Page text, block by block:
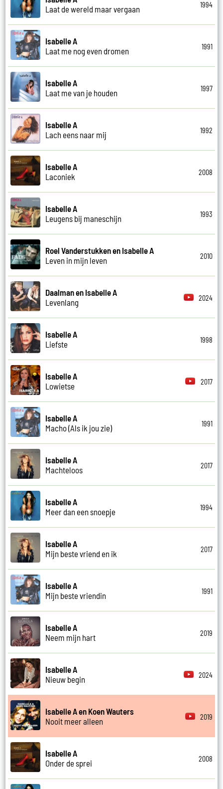
Laat de wereld maar vergaan
1994
Isabelle A
Laat me nog even dromen
1991
Isabelle A
Laat me van je houden
1997
Isabelle A
Lach eens naar mij
1992
Isabelle A
Laconiek
2008
Isabelle A
Leugens bij maneschijn
1993
Roel Vanderstukken en Isabelle A
Leven in mijn leven
2010
Daalman en Isabelle A
Levenlang
2024
Isabelle A
Liefste
1998
Isabelle A
Lowietse
2017
Isabelle A
Macho (Als ik jou zie)
1991
Isabelle A
Machteloos
2017
Isabelle A
Meer dan een snoepje
1994
Isabelle A
Mijn beste vriend en ik
2017
Isabelle A
Mijn beste vriendin
1991
Isabelle A
Neem mijn hart
2019
Isabelle A
Nieuw begin
2024
Isabelle A en Koen Wauters
Nooit meer alleen
2019
Isabelle A
Onder de sprei
2008